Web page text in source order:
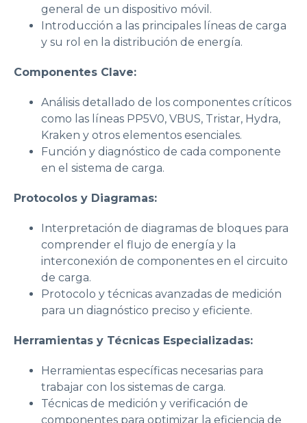
general de un dispositivo móvil.
Introducción a las principales líneas de carga
y su rol en la distribución de energía.
Componentes Clave:
Análisis detallado de los componentes críticos
como las líneas PP5V0, VBUS, Tristar, Hydra,
Kraken y otros elementos esenciales.
Función y diagnóstico de cada componente
en el sistema de carga.
Protocolos y Diagramas:
Interpretación de diagramas de bloques para
comprender el flujo de energía y la
interconexión de componentes en el circuito
de carga.
Protocolo y técnicas avanzadas de medición
para un diagnóstico preciso y eficiente.
Herramientas y Técnicas Especializadas:
Herramientas específicas necesarias para
trabajar con los sistemas de carga.
Técnicas de medición y verificación de
componentes para optimizar la eficiencia de